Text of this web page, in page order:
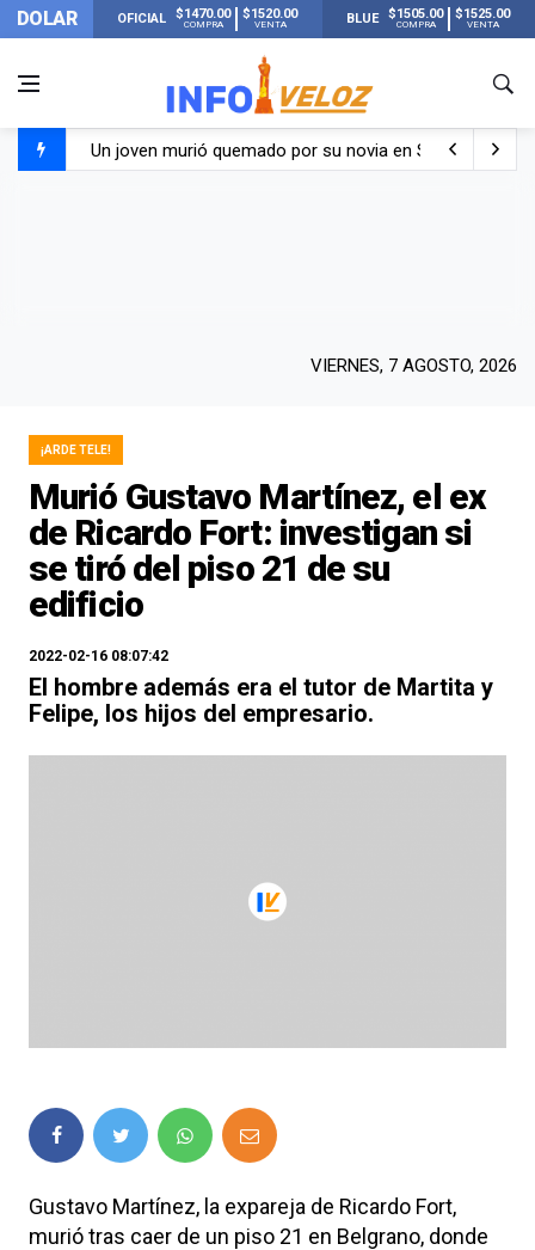
DOLAR OFICIAL $1470.00
COMPRA
$1520.00
VENTA BLUE $1505.00
COMPRA
$1525.00
VENTA
Un joven murió quemado por su novia en San Luis:
VIERNES, 7 AGOSTO, 2026
¡ARDE TELE!
Murió Gustavo Martínez, el ex
de Ricardo Fort: investigan si
se tiró del piso 21 de su
edificio
2022-02-16 08:07:42
El hombre además era el tutor de Martita y
Felipe, los hijos del empresario.
Gustavo Martínez, la expareja de Ricardo Fort,
murió tras caer de un piso 21 en Belgrano, donde